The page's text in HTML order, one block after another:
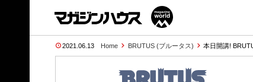
2021.06.13 Home BRUTUS (ブルータス) 本日開講!